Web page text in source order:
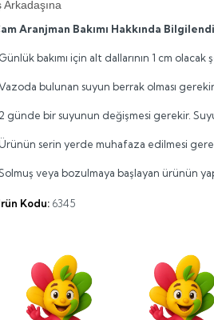
Arkadaşına
Aranjman Bakımı Hakkında
bakımı için alt dallarının 1 cm
bulunan suyun berrak olması gerekir.
günde bir suyunun değişmesi gerekir.
serin yerde muhafaza edilmesi
veya bozulmaya başlayan ürünün
Kodu: 6345